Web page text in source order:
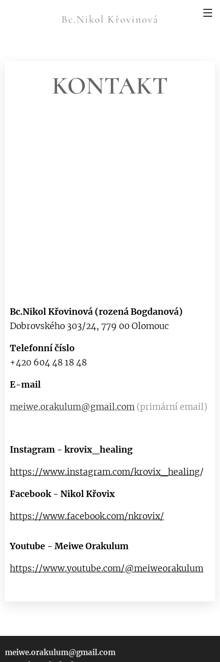
Bc.Nikol Křovinová
KONTAKT
Bc.Nikol Křovinová (rozená Bogdanová)
Dobrovského 303/24, 779 00 Olomouc
Telefonní číslo
+420 604 48 18 48
E-mail
meiwe.orakulum@gmail.com (primární email)
Instagram - krovix_healing
https://www.instagram.com/krovix_healing/
Facebook - Nikol Křovix
https://www.facebook.com/nkrovix/
Youtube - Meiwe Orakulum
https://www.youtube.com/@meiweorakulum
meiwe.orakulum@gmail.com